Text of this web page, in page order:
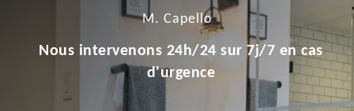
M. Capello
Nous intervenons 24h/24 sur 7j/7 en cas
d'urgence